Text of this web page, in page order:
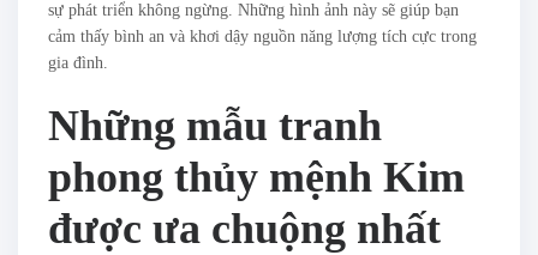
sự phát triển không ngừng. Những hình ảnh này sẽ giúp bạn
cảm thấy bình an và khơi dậy nguồn năng lượng tích cực trong
gia đình.
Những mẫu tranh
phong thủy mệnh Kim
được ưa chuộng nhất